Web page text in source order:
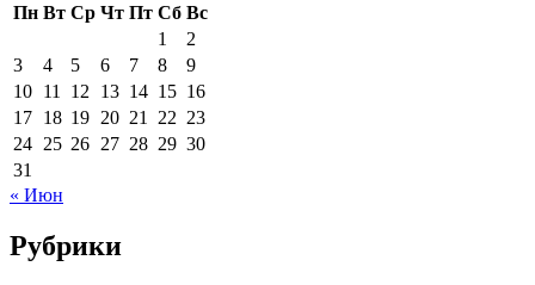
Пн Вт Ср Чт Пт Сб Вс
1
2
3
4 5 6 7 8
9
10 11 12 13 14 15 16
17 18 19 20 21 22 23
24 25 26 27 28 29 30
31
« Июн
Рубрики